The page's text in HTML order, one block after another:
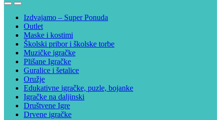
Izdvajamo – Super Ponuda
Outlet
Maske i kostimi
Školski pribor i školske torbe
Muzičke igračke
Plišane Igračke
Guralice i šetalice
Oružje
Edukativne igračke, puzle, bojanke
Igračke na daljinski
Društvene Igre
Drvene igračke